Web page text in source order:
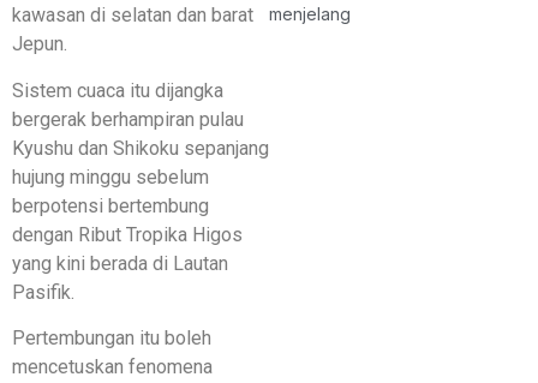
kawasan di selatan dan barat
Jepun.
Sistem cuaca itu dijangka
bergerak berhampiran pulau
Kyushu dan Shikoku sepanjang
hujung minggu sebelum
berpotensi bertembung
dengan Ribut Tropika Higos
yang kini berada di Lautan
Pasifik.
Pertembungan itu boleh
mencetuskan fenomena
menjelang